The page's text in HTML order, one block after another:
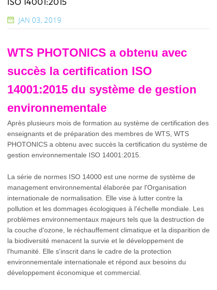
JAN 03, 2019
WTS PHOTONICS a obtenu avec
succès la certification ISO
14001:2015 du système de gestion
environnementale
Après plusieurs mois de formation au système de certification des
enseignants et de préparation des membres de WTS, WTS
PHOTONICS a obtenu avec succès la certification du système de
gestion environnementale ISO 14001:2015.
La série de normes ISO 14000 est une norme de système de
management environnemental élaborée par l'Organisation
internationale de normalisation. Elle vise à lutter contre la
pollution et les dommages écologiques à l'échelle mondiale. Les
problèmes environnementaux majeurs tels que la destruction de
la couche d'ozone, le réchauffement climatique et la disparition de
la biodiversité menacent la survie et le développement de
l'humanité. Elle s'inscrit dans le cadre de la protection
environnementale internationale et répond aux besoins du
développement économique et commercial.